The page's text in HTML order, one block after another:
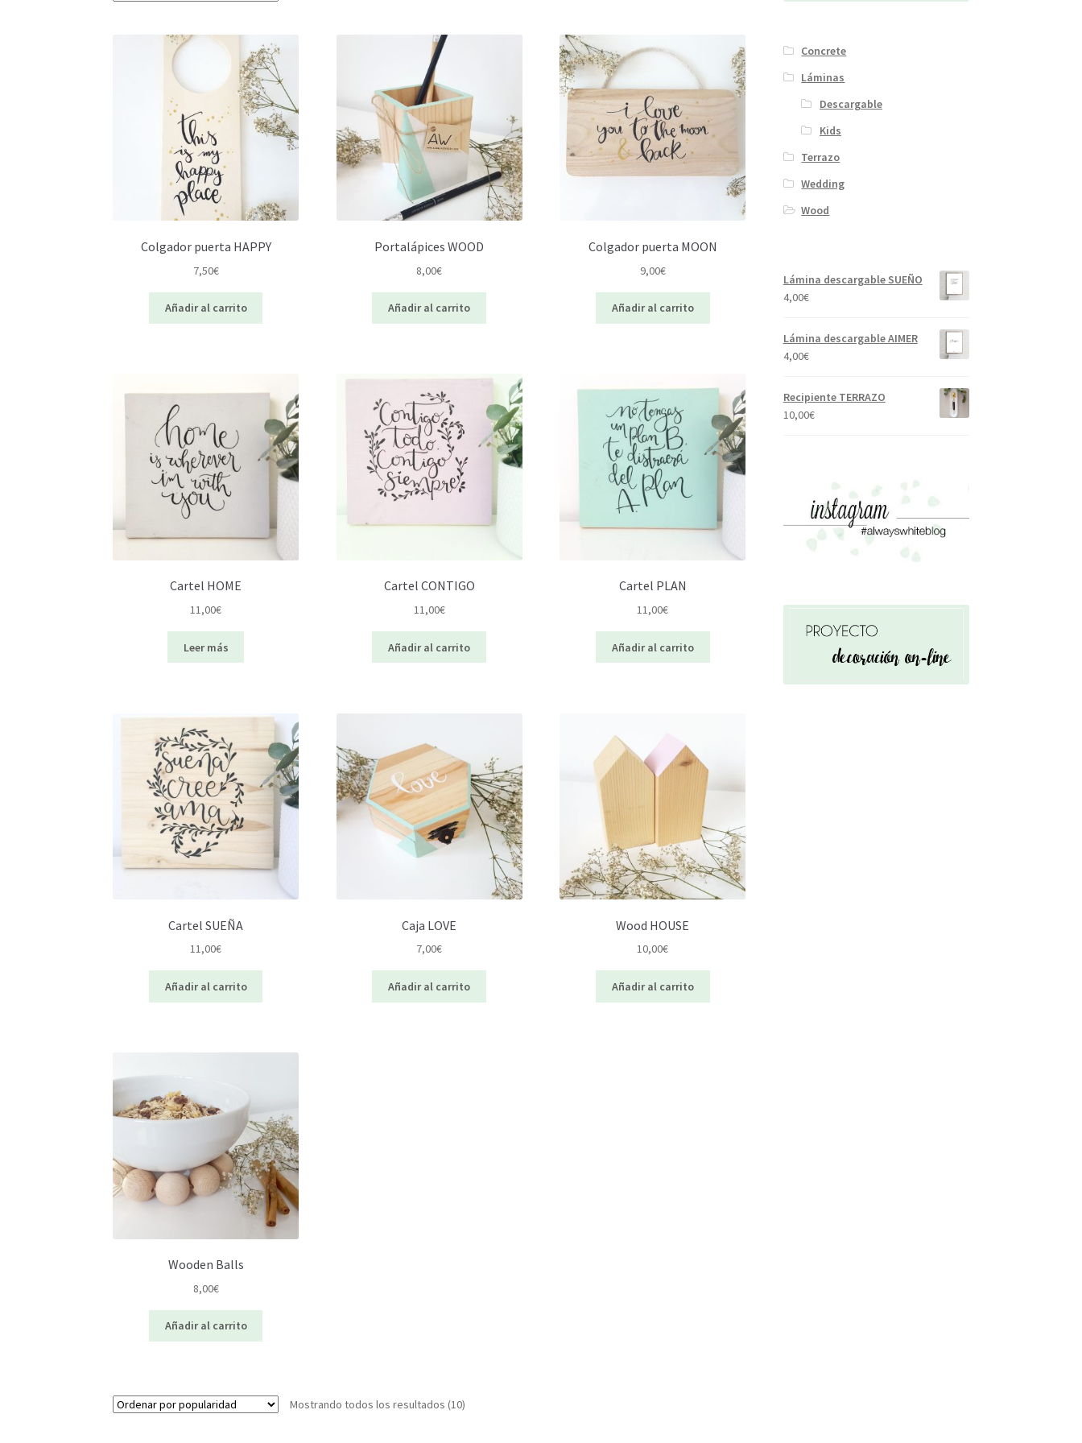
Colgador puerta HAPPY
7,50€
Añadir al carrito
Portalápices WOOD
8,00€
Añadir al carrito
Colgador puerta MOON
9,00€
Añadir al carrito
Cartel HOME
11,00€
Leer más
Cartel CONTIGO
11,00€
Añadir al carrito
Cartel PLAN
11,00€
Añadir al carrito
Cartel SUEÑA
11,00€
Añadir al carrito
Caja LOVE
7,00€
Añadir al carrito
Wood HOUSE
10,00€
Añadir al carrito
Wooden Balls
8,00€
Añadir al carrito
Mostrando todos los resultados (10)
Concrete
Láminas
Descargable
Kids
Terrazo
Wedding
Wood
Lámina descargable SUEÑO
4,00€
Lámina descargable AIMER
4,00€
Recipiente TERRAZO
10,00€